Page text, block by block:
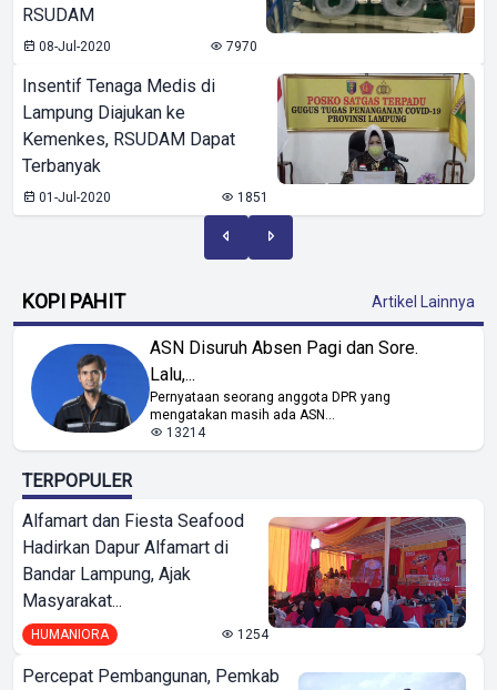
RSUDAM
08-Jul-2020 7970
Insentif Tenaga Medis di
Lampung Diajukan ke
Kemenkes, RSUDAM Dapat
Terbanyak
01-Jul-2020 1851
KOPI PAHIT Artikel Lainnya
ASN Disuruh Absen Pagi dan Sore.
Lalu,...
Pernyataan seorang anggota DPR yang
mengatakan masih ada ASN...
13214
TERPOPULER
Alfamart dan Fiesta Seafood
Hadirkan Dapur Alfamart di
Bandar Lampung, Ajak
Masyarakat...
HUMANIORA 1254
Percepat Pembangunan, Pemkab